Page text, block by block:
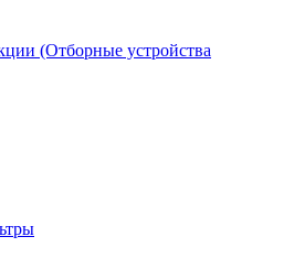
(Отборные устройства